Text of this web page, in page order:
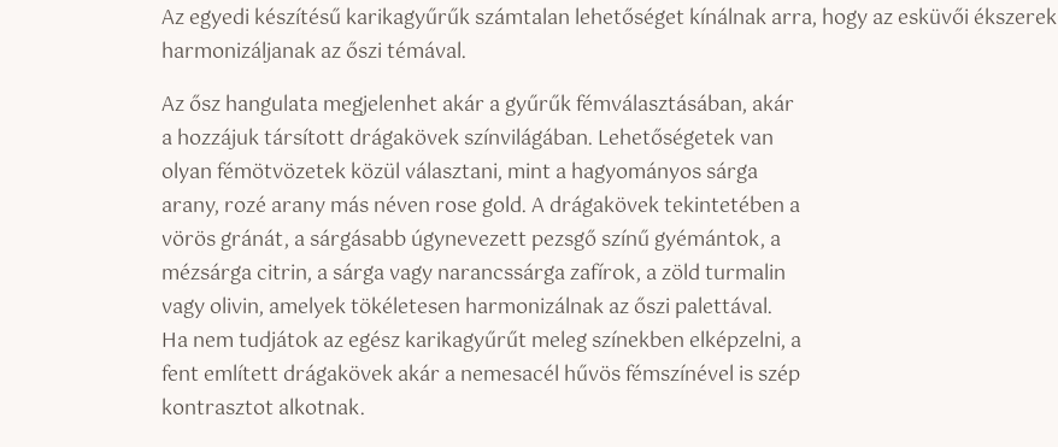
Az egyedi készítésű karikagyűrűk számtalan lehetőséget kínálnak arra, hogy az esküvői ékszerek
harmonizáljanak az őszi témával.
Az ősz hangulata megjelenhet akár a gyűrűk fémválasztásában, akár
a hozzájuk társított drágakövek színvilágában. Lehetőségetek van
olyan fémötvözetek közül választani, mint a hagyományos sárga
arany, rozé arany más néven rose gold. A drágakövek tekintetében a
vörös gránát, a sárgásabb úgynevezett pezsgő színű gyémántok, a
mézsárga citrin, a sárga vagy narancssárga zafírok, a zöld turmalin
vagy olivin, amelyek tökéletesen harmonizálnak az őszi palettával.
Ha nem tudjátok az egész karikagyűrűt meleg színekben elképzelni, a
fent említett drágakövek akár a nemesacél hűvös fémszínével is szép
kontrasztot alkotnak.